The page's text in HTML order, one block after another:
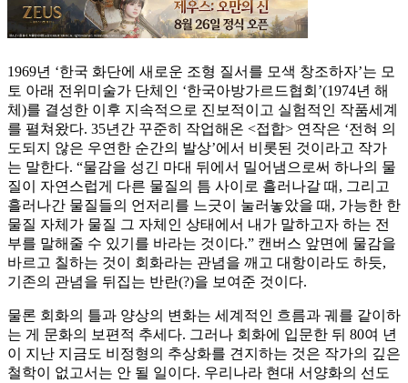
1969년 ‘한국 화단에 새로운 조형 질서를 모색 창조하자’는 모
토 아래 전위미술가 단체인 ‘한국아방가르드협회’(1974년 해
체)를 결성한 이후 지속적으로 진보적이고 실험적인 작품세계
를 펼쳐왔다. 35년간 꾸준히 작업해온 <접합> 연작은 ‘전혀 의
도되지 않은 우연한 순간의 발상’에서 비롯된 것이라고 작가
는 말한다. “물감을 성긴 마대 뒤에서 밀어냄으로써 하나의 물
질이 자연스럽게 다른 물질의 틈 사이로 흘러나갈 때, 그리고
흘러나간 물질들의 언저리를 느긋이 눌러놓았을 때, 가능한 한
물질 자체가 물질 그 자체인 상태에서 내가 말하고자 하는 전
부를 말해줄 수 있기를 바라는 것이다.” 캔버스 앞면에 물감을
바르고 칠하는 것이 회화라는 관념을 깨고 대항이라도 하듯,
기존의 관념을 뒤집는 반란(?)을 보여준 것이다.
물론 회화의 틀과 양상의 변화는 세계적인 흐름과 궤를 같이하
는 게 문화의 보편적 추세다. 그러나 회화에 입문한 뒤 80여 년
이 지난 지금도 비정형의 추상화를 견지하는 것은 작가의 깊은
철학이 없고서는 안 될 일이다. 우리나라 현대 서양화의 선도